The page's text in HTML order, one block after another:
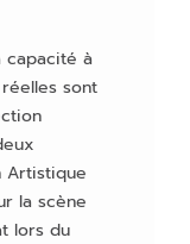
capacité à
sont
Artistique
la scène
lors du